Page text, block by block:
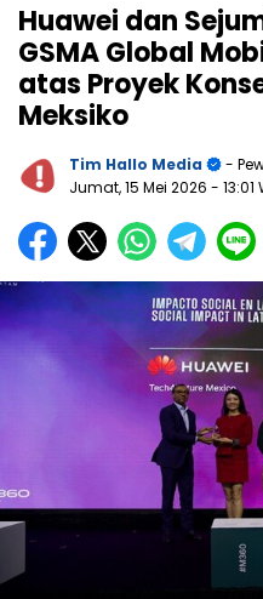
Huawei dan
GSMA Global
atas Proyek
Meksiko
Tim Hallo Media
-
Jumat, 15 Mei 2026 - 13:01